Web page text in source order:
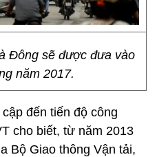
Đông sẽ được đưa vào
năm 2017.
đến tiến độ công
cho biết, từ năm 2013
Bộ Giao thông Vận tải,